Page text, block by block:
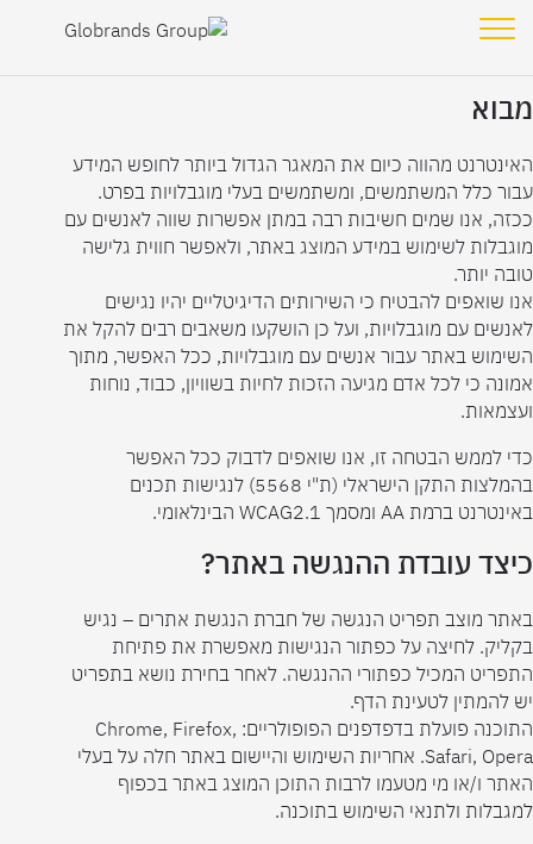
עברית
English
הסדרי נגישות
מבוא
האינטרנט מהווה כיום את המאגר הגדול ביותר לחופש המידע
עבור כלל המשתמשים, ומשתמשים בעלי מוגבלויות בפרט.
ככזה, אנו שמים חשיבות רבה במתן אפשרות שווה לאנשים עם
מוגבלות לשימוש במידע המוצג באתר, ולאפשר חווית גלישה
טובה יותר.
אנו שואפים להבטיח כי השירותים הדיגיטליים יהיו נגישים
לאנשים עם מוגבלויות, ועל כן הושקעו משאבים רבים להקל את
השימוש באתר עבור אנשים עם מוגבלויות, ככל האפשר, מתוך
אמונה כי לכל אדם מגיעה הזכות לחיות בשוויון, כבוד, נוחות
ועצמאות.
כדי לממש הבטחה זו, אנו שואפים לדבוק ככל האפשר
בהמלצות התקן הישראלי (ת"י 5568) לנגישות תכנים
באינטרנט ברמת AA ומסמך WCAG2.1 הבינלאומי.
כיצד עובדת ההנגשה באתר?
באתר מוצב תפריט הנגשה של חברת הנגשת אתרים – נגיש
בקליק. לחיצה על כפתור הנגישות מאפשרת את פתיחת
התפריט המכיל כפתורי ההנגשה. לאחר בחירת נושא בתפריט
יש להמתין לטעינת הדף.
התוכנה פועלת בדפדפנים הפופולריים: Chrome, Firefox,
Safari, Opera. אחריות השימוש והיישום באתר חלה על בעלי
האתר ו/או מי מטעמו לרבות התוכן המוצג באתר בכפוף
למגבלות ולתנאי השימוש בתוכנה.